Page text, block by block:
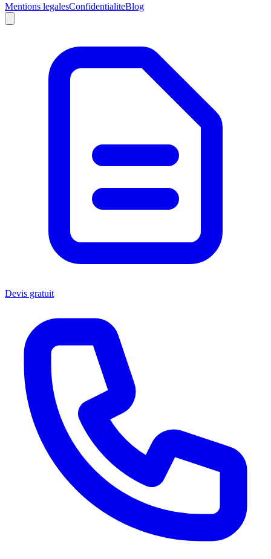
Mentions legalesConfidentialiteBlog
Devis gratuit